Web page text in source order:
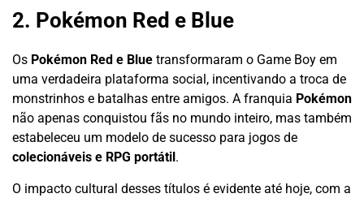
2. Pokémon Red e Blue
Os Pokémon Red e Blue transformaram o Game Boy em
uma verdadeira plataforma social, incentivando a troca de
monstrinhos e batalhas entre amigos. A franquia Pokémon
não apenas conquistou fãs no mundo inteiro, mas também
estabeleceu um modelo de sucesso para jogos de
colecionáveis e RPG portátil .
O impacto cultural desses títulos é evidente até hoje, com a